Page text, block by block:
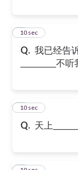
Q. 我已经告
__________不
710 sec
Q. 天上
810 sec